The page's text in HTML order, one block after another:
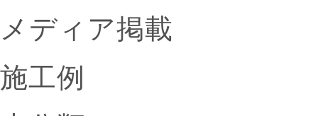
メディア掲載
施工例